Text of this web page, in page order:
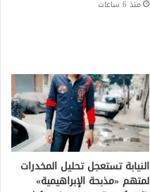
منذ 6 ساعات
النيابة تستعجل تحليل المخدرات
لمتهم «مذبحة الإبراهيمية»